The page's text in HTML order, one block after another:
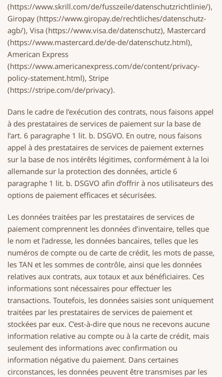
(https://www.skrill.com/de/fusszeile/datenschutzrichtlinie/),
Giropay (https://www.giropay.de/rechtliches/datenschutz-
agb/), Visa (https://www.visa.de/datenschutz), Mastercard
(https://www.mastercard.de/de-de/datenschutz.html),
American Express
(https://www.americanexpress.com/de/content/privacy-
policy-statement.html), Stripe
(https://stripe.com/de/privacy).
Dans le cadre de l’exécution des contrats, nous faisons appel
à des prestataires de services de paiement sur la base de
l’art. 6 paragraphe 1 lit. b. DSGVO. En outre, nous faisons
appel à des prestataires de services de paiement externes
sur la base de nos intérêts légitimes, conformément à la loi
allemande sur la protection des données, article 6
paragraphe 1 lit. b. DSGVO afin d’offrir à nos utilisateurs des
options de paiement efficaces et sécurisées.
Les données traitées par les prestataires de services de
paiement comprennent les données d’inventaire, telles que
le nom et l’adresse, les données bancaires, telles que les
numéros de compte ou de carte de crédit, les mots de passe,
les TAN et les sommes de contrôle, ainsi que les données
relatives aux contrats, aux totaux et aux bénéficiaires. Ces
informations sont nécessaires pour effectuer les
transactions. Toutefois, les données saisies sont uniquement
traitées par les prestataires de services de paiement et
stockées par eux. C’est-à-dire que nous ne recevons aucune
information relative au compte ou à la carte de crédit, mais
seulement des informations avec confirmation ou
information négative du paiement. Dans certaines
circonstances, les données peuvent être transmises par les